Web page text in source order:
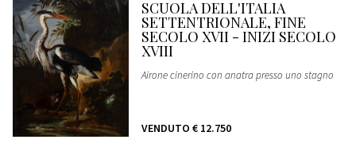
SCUOLA DELL'ITALIA
SETTENTRIONALE, FINE
SECOLO XVII - INIZI SECOLO
XVIII
Airone cinerino con anatra presso uno stagno
VENDUTO € 12.750